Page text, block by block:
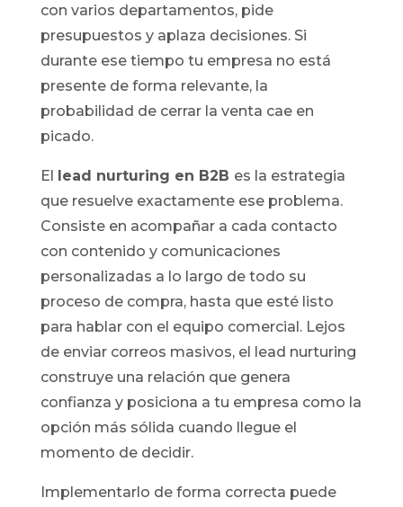
con varios departamentos, pide
presupuestos y aplaza decisiones. Si
durante ese tiempo tu empresa no está
presente de forma relevante, la
probabilidad de cerrar la venta cae en
picado.
El lead nurturing en B2B es la estrategia
que resuelve exactamente ese problema.
Consiste en acompañar a cada contacto
con contenido y comunicaciones
personalizadas a lo largo de todo su
proceso de compra, hasta que esté listo
para hablar con el equipo comercial. Lejos
de enviar correos masivos, el lead nurturing
construye una relación que genera
confianza y posiciona a tu empresa como la
opción más sólida cuando llegue el
momento de decidir.
Implementarlo de forma correcta puede